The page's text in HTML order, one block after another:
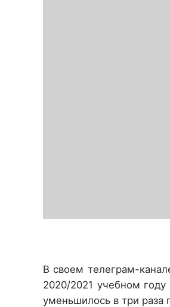
В своем телеграм-
2020/2021 учебном
уменьшилось в три